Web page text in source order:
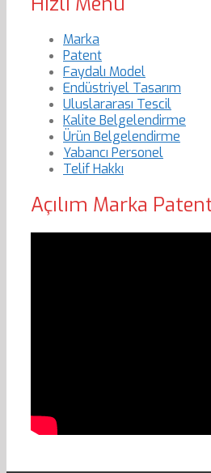
Marka
Patent
Faydalı Model
Endüstriyel Tasarım
Uluslararası Tescil
Kalite Belgelendirme
Ürün Belgelendirme
Yabancı Personel
Telif Hakkı
Açılım Marka